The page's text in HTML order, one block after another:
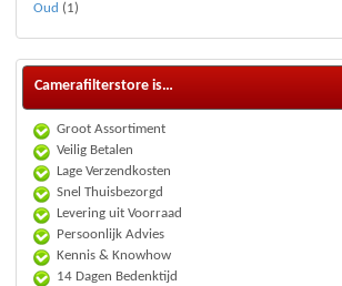
Oud (1)
Camerafilterstore is…
Groot Assortiment
Veilig Betalen
Lage Verzendkosten
Snel Thuisbezorgd
Levering uit Voorraad
Persoonlijk Advies
Kennis & Knowhow
14 Dagen Bedenktijd